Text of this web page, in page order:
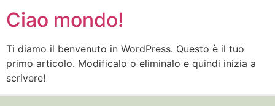
Ciao mondo!
Ti diamo il benvenuto in WordPress. Questo è il tuo
primo articolo. Modificalo o eliminalo e quindi inizia a
scrivere!